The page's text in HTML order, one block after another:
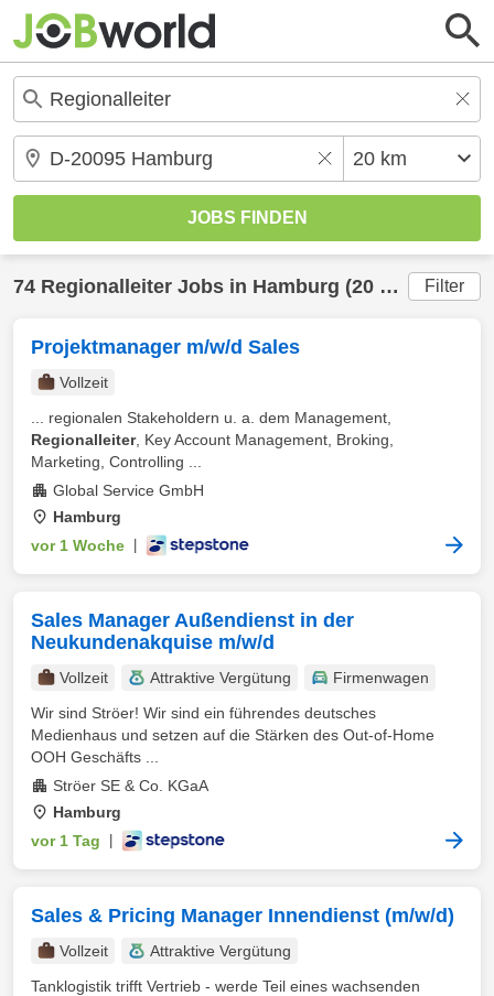
74 Regionalleiter Jobs in Hamburg (20 km) gefunden Filter
Projektmanager m/w/d Sales
Vollzeit
... regionalen Stakeholdern u. a. dem Management,
Regionalleiter, Key Account Management, Broking,
Marketing, Controlling ...
Global Service GmbH
Hamburg
vor 1 Woche
Sales Manager Außendienst in der
Neukundenakquise m/w/d
Vollzeit Attraktive Vergütung
Firmenwagen
Wir sind Ströer! Wir sind ein führendes deutsches
Medienhaus und setzen auf die Stärken des Out-of-Home
OOH Geschäfts ...
Ströer SE & Co. KGaA
Hamburg
vor 1 Tag
Sales & Pricing Manager Innendienst (m/w/d)
Vollzeit
Attraktive Vergütung
Tanklogistik trifft Vertrieb - werde Teil eines wachsenden